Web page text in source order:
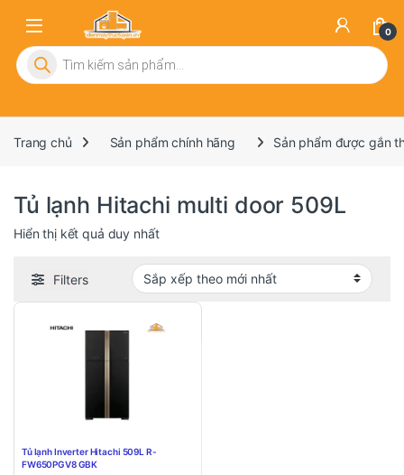
0
Tìm kiếm sản phẩm
Trang chủ Sản phẩm chính hãng Sản phẩm được gắn
Tủ lạnh Hitachi multi door 509L
Hiển thị kết quả duy nhất
Filters
Tủ lạnh Inverter Hitachi 509L R-
FW650PGV8 GBK